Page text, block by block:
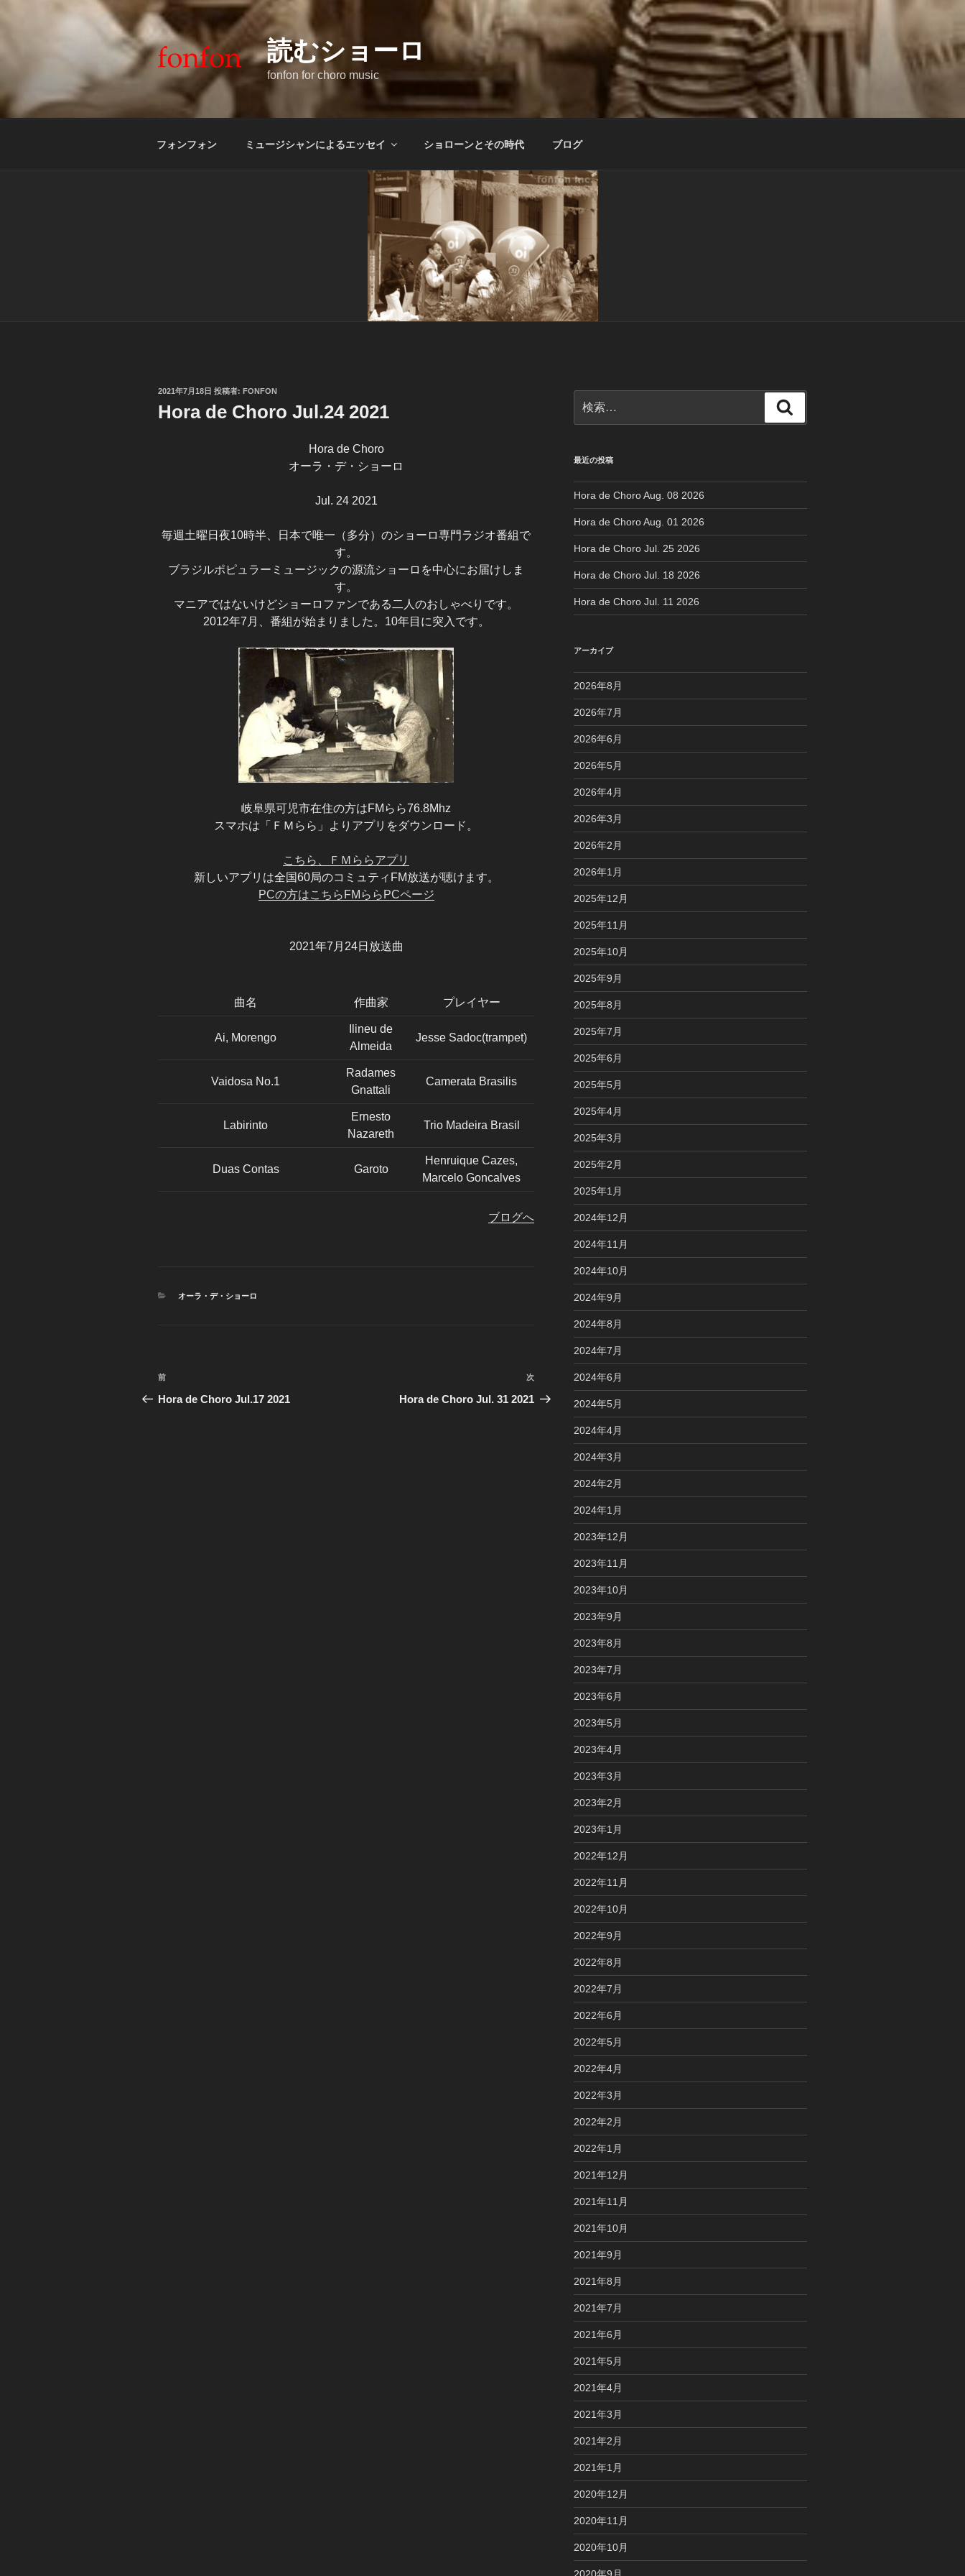
へ
読むショーロ
fonfon for choro music
フォンフォン ミュージシャンによるエッセイ ショローンとその時代 ブログ
投
日:
2021年7月18日 投稿者: FONFON
Hora de Choro Jul.24 2021
Hora de Choro
オーラ・デ・ショーロ
Jul. 24 2021
毎週土曜日夜10時半、日本で唯一（多分）のショーロ専門ラジオ番組で
す。
ブラジルポピュラーミュージックの源流ショーロを中心にお届けしま
す。
マニアではないけどショーロファンである二人のおしゃべりです。
2012年7月、番組が始まりました。10年目に突入です。
岐阜県可児市在住の方はFMらら76.8Mhz
スマホは「ＦＭらら」よりアプリをダウンロード。
こちら、ＦＭららアプリ
新しいアプリは全国60局のコミュティFM放送が聴けます。
PCの方はこちらFMららPCページ
2021年7月24日放送曲
曲名 作曲家 プレイヤー
Ai, Morengo
Ilineu de
Almeida
Jesse Sadoc(trampet)
Vaidosa No.1
Radames
Gnattali
Camerata Brasilis
Labirinto
Ernesto
Nazareth
Trio Madeira Brasil
Duas Contas Garoto
Henruique Cazes,
Marcelo Goncalves
ブログへ
カ
オーラ・デ・ショーロ
投
稿
前
の
前
Hora de Choro Jul.17 2021
次
の
次
Hora de Choro Jul. 31 2021
索:
索
最近の投稿
Hora de Choro Aug. 08 2026
Hora de Choro Aug. 01 2026
Hora de Choro Jul. 25 2026
Hora de Choro Jul. 18 2026
Hora de Choro Jul. 11 2026
アーカイブ
2026年8月
2026年7月
2026年6月
2026年5月
2026年4月
2026年3月
2026年2月
2026年1月
2025年12月
2025年11月
2025年10月
2025年9月
2025年8月
2025年7月
2025年6月
2025年5月
2025年4月
2025年3月
2025年2月
2025年1月
2024年12月
2024年11月
2024年10月
2024年9月
2024年8月
2024年7月
2024年6月
2024年5月
2024年4月
2024年3月
2024年2月
2024年1月
2023年12月
2023年11月
2023年10月
2023年9月
2023年8月
2023年7月
2023年6月
2023年5月
2023年4月
2023年3月
2023年2月
2023年1月
2022年12月
2022年11月
2022年10月
2022年9月
2022年8月
2022年7月
2022年6月
2022年5月
2022年4月
2022年3月
2022年2月
2022年1月
2021年12月
2021年11月
2021年10月
2021年9月
2021年8月
2021年7月
2021年6月
2021年5月
2021年4月
2021年3月
2021年2月
2021年1月
2020年12月
2020年11月
2020年10月